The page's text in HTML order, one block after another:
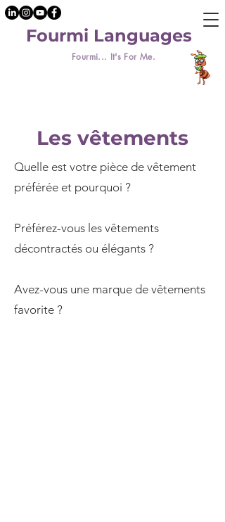
Fourmi... It's For Me.
Fourmi Languages
Les vêtements
Quelle est votre pièce de vêtement
préférée et pourquoi ?
Préférez-vous les vêtements
décontractés ou élégants ?
Avez-vous une marque de vêtements
favorite ?